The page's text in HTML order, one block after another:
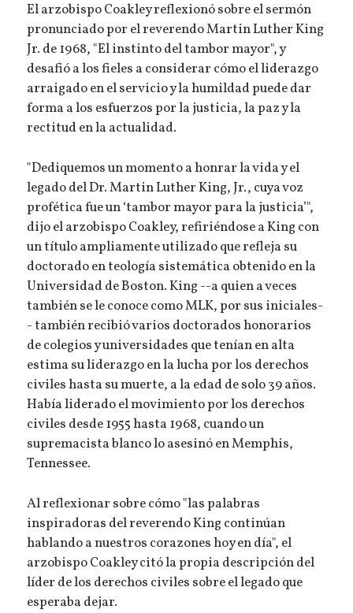
El arzobispo Coakley reflexionó sobre el sermón
pronunciado por el reverendo Martin Luther King
Jr. de 1968, "El instinto del tambor mayor", y
desafió a los fieles a considerar cómo el liderazgo
arraigado en el servicio y la humildad puede dar
forma a los esfuerzos por la justicia, la paz y la
rectitud en la actualidad.
"Dediquemos un momento a honrar la vida y el
legado del Dr. Martin Luther King, Jr., cuya voz
profética fue un ‘tambor mayor para la justicia’",
dijo el arzobispo Coakley, refiriéndose a King con
un título ampliamente utilizado que refleja su
doctorado en teología sistemática obtenido en la
Universidad de Boston. King --a quien a veces
también se le conoce como MLK, por sus iniciales-
- también recibió varios doctorados honorarios
de colegios y universidades que tenían en alta
estima su liderazgo en la lucha por los derechos
civiles hasta su muerte, a la edad de solo 39 años.
Había liderado el movimiento por los derechos
civiles desde 1955 hasta 1968, cuando un
supremacista blanco lo asesinó en Memphis,
Tennessee.
Al reflexionar sobre cómo "las palabras
inspiradoras del reverendo King continúan
hablando a nuestros corazones hoy en día", el
arzobispo Coakley citó la propia descripción del
líder de los derechos civiles sobre el legado que
esperaba dejar.